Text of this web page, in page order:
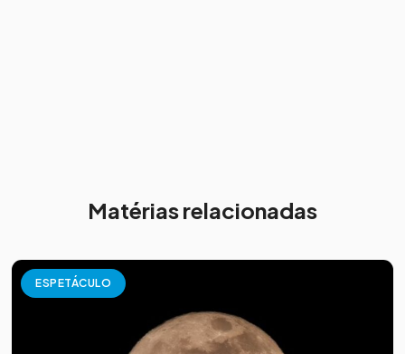
Matérias relacionadas
ESPETÁCULO